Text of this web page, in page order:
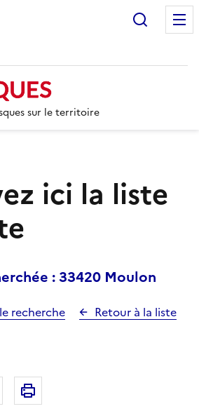
sur le territoire
ici la liste
: 33420 Moulon
recherche
Retour à la liste
par email
Copier dans le presse-papier